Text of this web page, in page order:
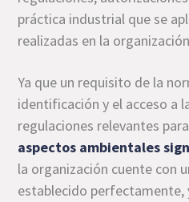
práctica industrial que se
realizadas en la
Ya que un requisito de la
identificación y el acceso a
regulaciones relevantes
aspectos ambientales
la organización cuente con
establecido perfectamente,